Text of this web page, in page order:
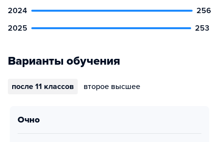
2024
256
2025
253
Варианты обучения
после 11 классов второе высшее
очно